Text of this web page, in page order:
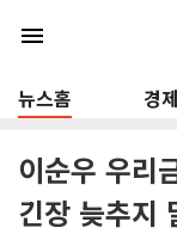
menu
뉴스홈 경제
이순우 우리
긴장 늦추지